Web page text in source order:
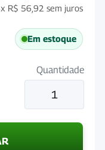
R$ 56,92 sem juros
Em estoque
Quantidade
Tintura
Iodo